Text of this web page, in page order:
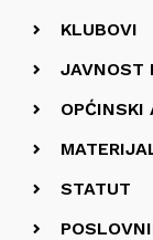
KLUBOVI
JAVNOST
OPĆINSKI
STATUT